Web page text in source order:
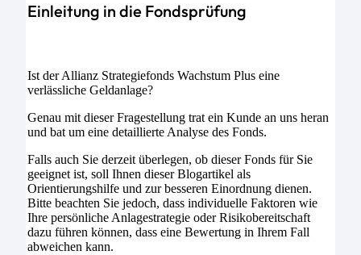
Einleitung in die Fondsprüfung
Ist der Allianz Strategiefonds Wachstum Plus eine
verlässliche Geldanlage?
Genau mit dieser Fragestellung trat ein Kunde an uns heran
und bat um eine detaillierte Analyse des Fonds.
Falls auch Sie derzeit überlegen, ob dieser Fonds für Sie
geeignet ist, soll Ihnen dieser Blogartikel als
Orientierungshilfe und zur besseren Einordnung dienen.
Bitte beachten Sie jedoch, dass individuelle Faktoren wie
Ihre persönliche Anlagestrategie oder Risikobereitschaft
dazu führen können, dass eine Bewertung in Ihrem Fall
abweichen kann.